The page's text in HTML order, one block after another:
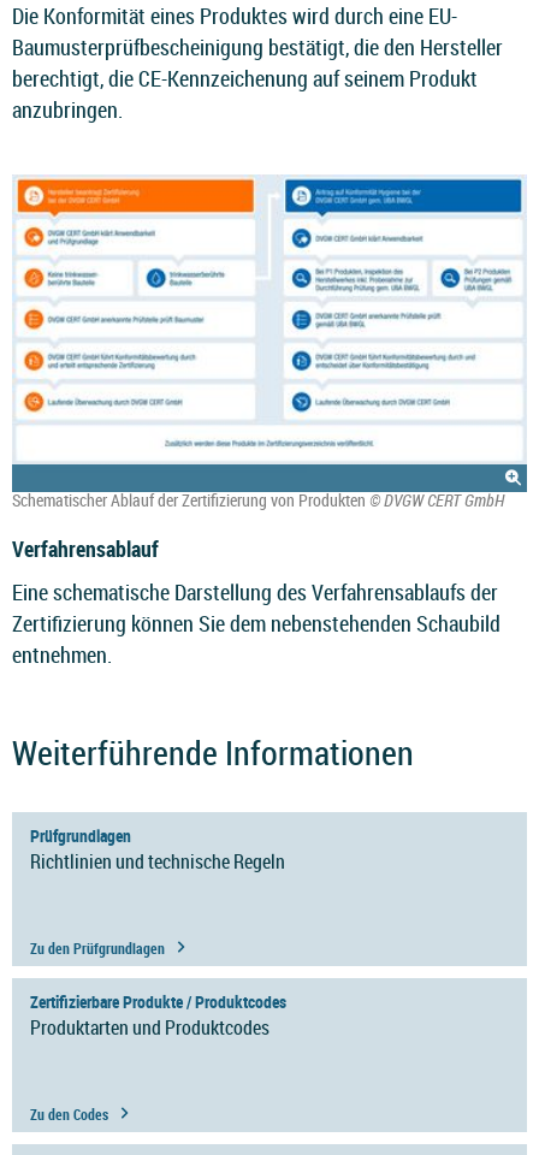
Die Konformität eines Produktes wird durch eine EU-
Baumusterprüfbescheinigung bestätigt, die den Hersteller
berechtigt, die CE-Kennzeichenung auf seinem Produkt
anzubringen.
Schematischer Ablauf der Zertifizierung von Produkten © DVGW CERT GmbH
Verfahrensablauf
Eine schematische Darstellung des Verfahrensablaufs der
Zertifizierung können Sie dem nebenstehenden Schaubild
entnehmen.
Weiterführende Informationen
Prüfgrundlagen
Richtlinien und technische Regeln
Zu den Prüfgrundlagen
Zertifizierbare Produkte / Produktcodes
Produktarten und Produktcodes
Zu den Codes